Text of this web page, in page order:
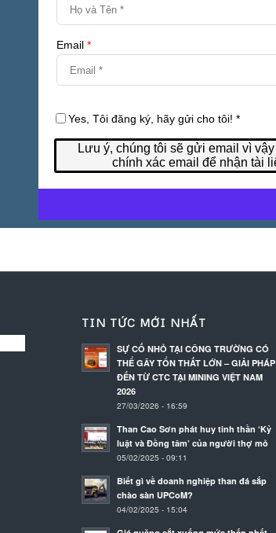
TIN TỨC MỚI NHẤT
SỰ CỐ NHỎ TẠI CÔNG TRƯỜNG CÓ
THỂ GÂY TỔN THẤT LỚN – GIẢI PHÁP
ĐẾN TỪ CTC TẠI MINING VIỆT NAM
2026
27/03/2026 - 16:59
Than Cao Sơn phát huy tinh thần ‘Kỷ
luật và Đồng tâm’ của người thợ mỏ
05/02/2025 - 09:11
Biết gì về doanh nghiệp than đá sắp
chào sàn UPCoM?
04/02/2025 - 15:04